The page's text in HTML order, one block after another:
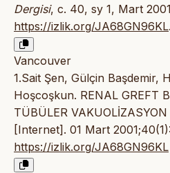
Dergisi, c. 40, sy 1, Mart
https://izlik.org/JA68GN96KL.
Vancouver
1.Sait Şen, Gülçin Başdemir,
Hoşcoşkun. RENAL GREFT
TÜBÜLER
[Internet]. 01 Mart
https://izlik.org/JA68GN96KL